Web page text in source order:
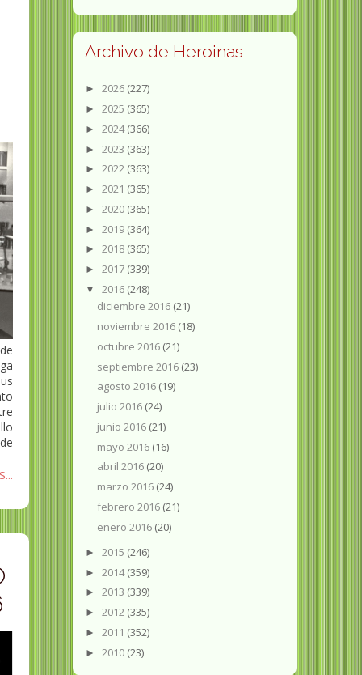
Archivo de Heroinas
► 2026 (227)
► 2025 (365)
► 2024(366)
► 2023 (363)
► 2022 (363)
► 2021 (365)
► 2020 (365)
► 2019 (364)
► 2018 (365)
► 2017 (339)
▼ 2016 (248)
diciembre 2016 (21)
noviembre 2016 (18)
octubre 2016 (21)
septiembre 2016 (23)
agosto 2016 (19)
julio 2016 (24)
junio 2016 (21)
mayo 2016 (16)
abril 2016 (20)
marzo 2016 (24)
febrero 2016 (21)
enero 2016 (20)
► 2015 (246)
► 2014(359)
► 2013 (339)
► 2012 (335)
► 2011 (352)
► 2010 (23)